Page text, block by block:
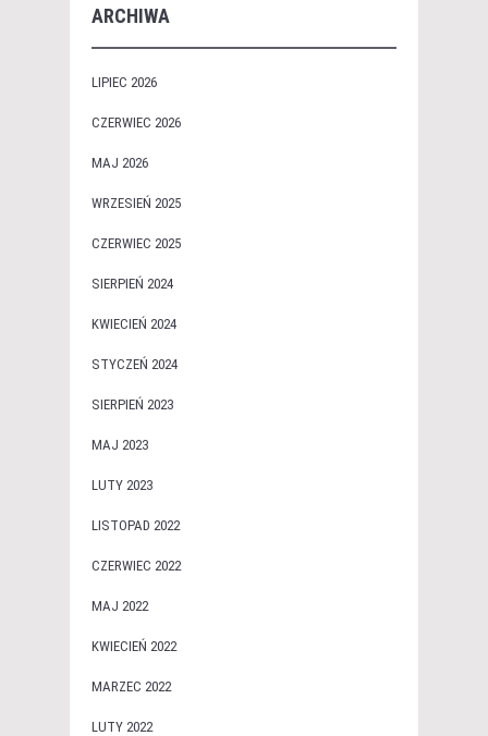
ARCHIWA
LIPIEC 2026
CZERWIEC 2026
MAJ 2026
WRZESIEŃ 2025
CZERWIEC 2025
SIERPIEŃ 2024
KWIECIEŃ 2024
STYCZEŃ 2024
SIERPIEŃ 2023
MAJ 2023
LUTY 2023
LISTOPAD 2022
CZERWIEC 2022
MAJ 2022
KWIECIEŃ 2022
MARZEC 2022
LUTY 2022